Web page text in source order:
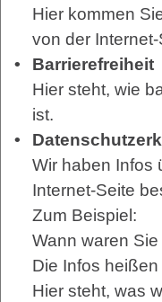
Hier kommen
von der Internet-
Barrierefreiheit
Hier steht, wie
ist.
Wir haben Infos
Internet-Seite
Zum Beispiel:
Wann waren
Die Infos heißen
Hier steht, was